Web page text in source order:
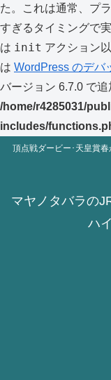
た。これは通常、プ
すぎるタイミングで
は init アクション
は WordPress のデバ
バージョン 6.7.0 で
/home/r4285031/
includes/
頂点戦ダービー･天皇賞
マヤノタバラの
ハ